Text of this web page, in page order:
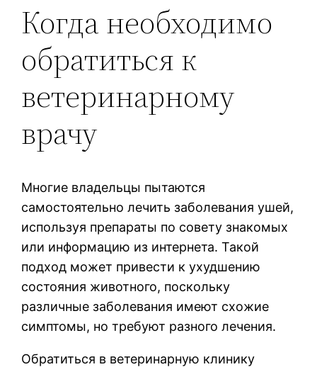
Когда необходимо
обратиться к
ветеринарному
врачу
Многие владельцы пытаются
самостоятельно лечить заболевания ушей,
используя препараты по совету знакомых
или информацию из интернета. Такой
подход может привести к ухудшению
состояния животного, поскольку
различные заболевания имеют схожие
симптомы, но требуют разного лечения.
Обратиться в ветеринарную клинику